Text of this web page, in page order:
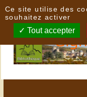
Ce site utilise des
souhaitez activer
Tout accepter